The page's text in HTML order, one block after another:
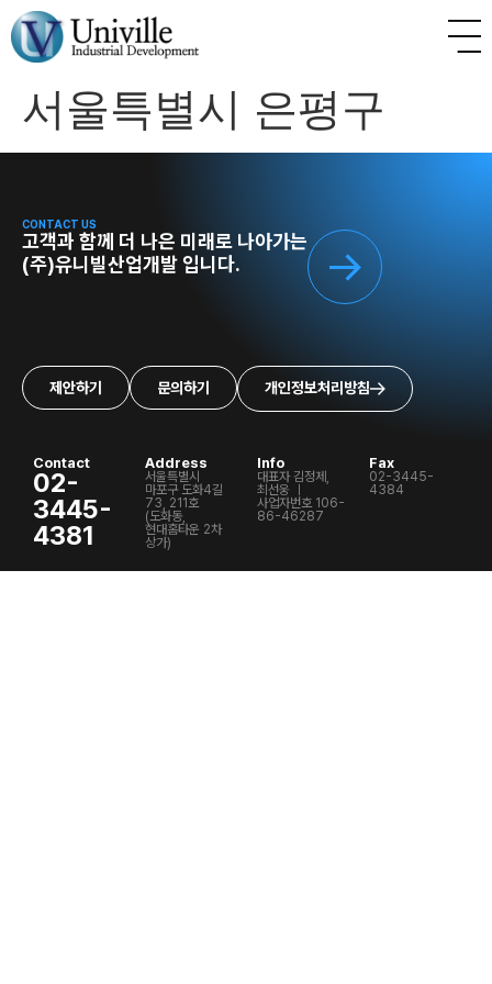
서울특별시 은평구
CONTACT US
고객과 함께 더 나은 미래로 나아가는
(주)유니빌산업개발 입니다.
제안하기 문의하기 개인정보처리방침
Contact
02-
3445-
4381
Address
서울특별시
마포구 도화4길
73, 211호
(도화동,
현대홈타운 2차
상가)
Info
대표자 김정제,
최선웅 ㅣ
사업자번호 106-
86-46287
Fax
02-3445-
4384